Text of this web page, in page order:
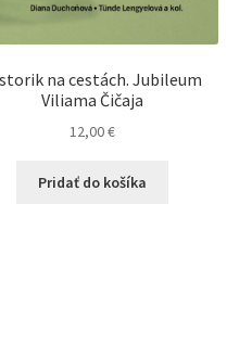
na cestách. Jubileum
Viliama Čičaja
12,00€
Pridať do košíka